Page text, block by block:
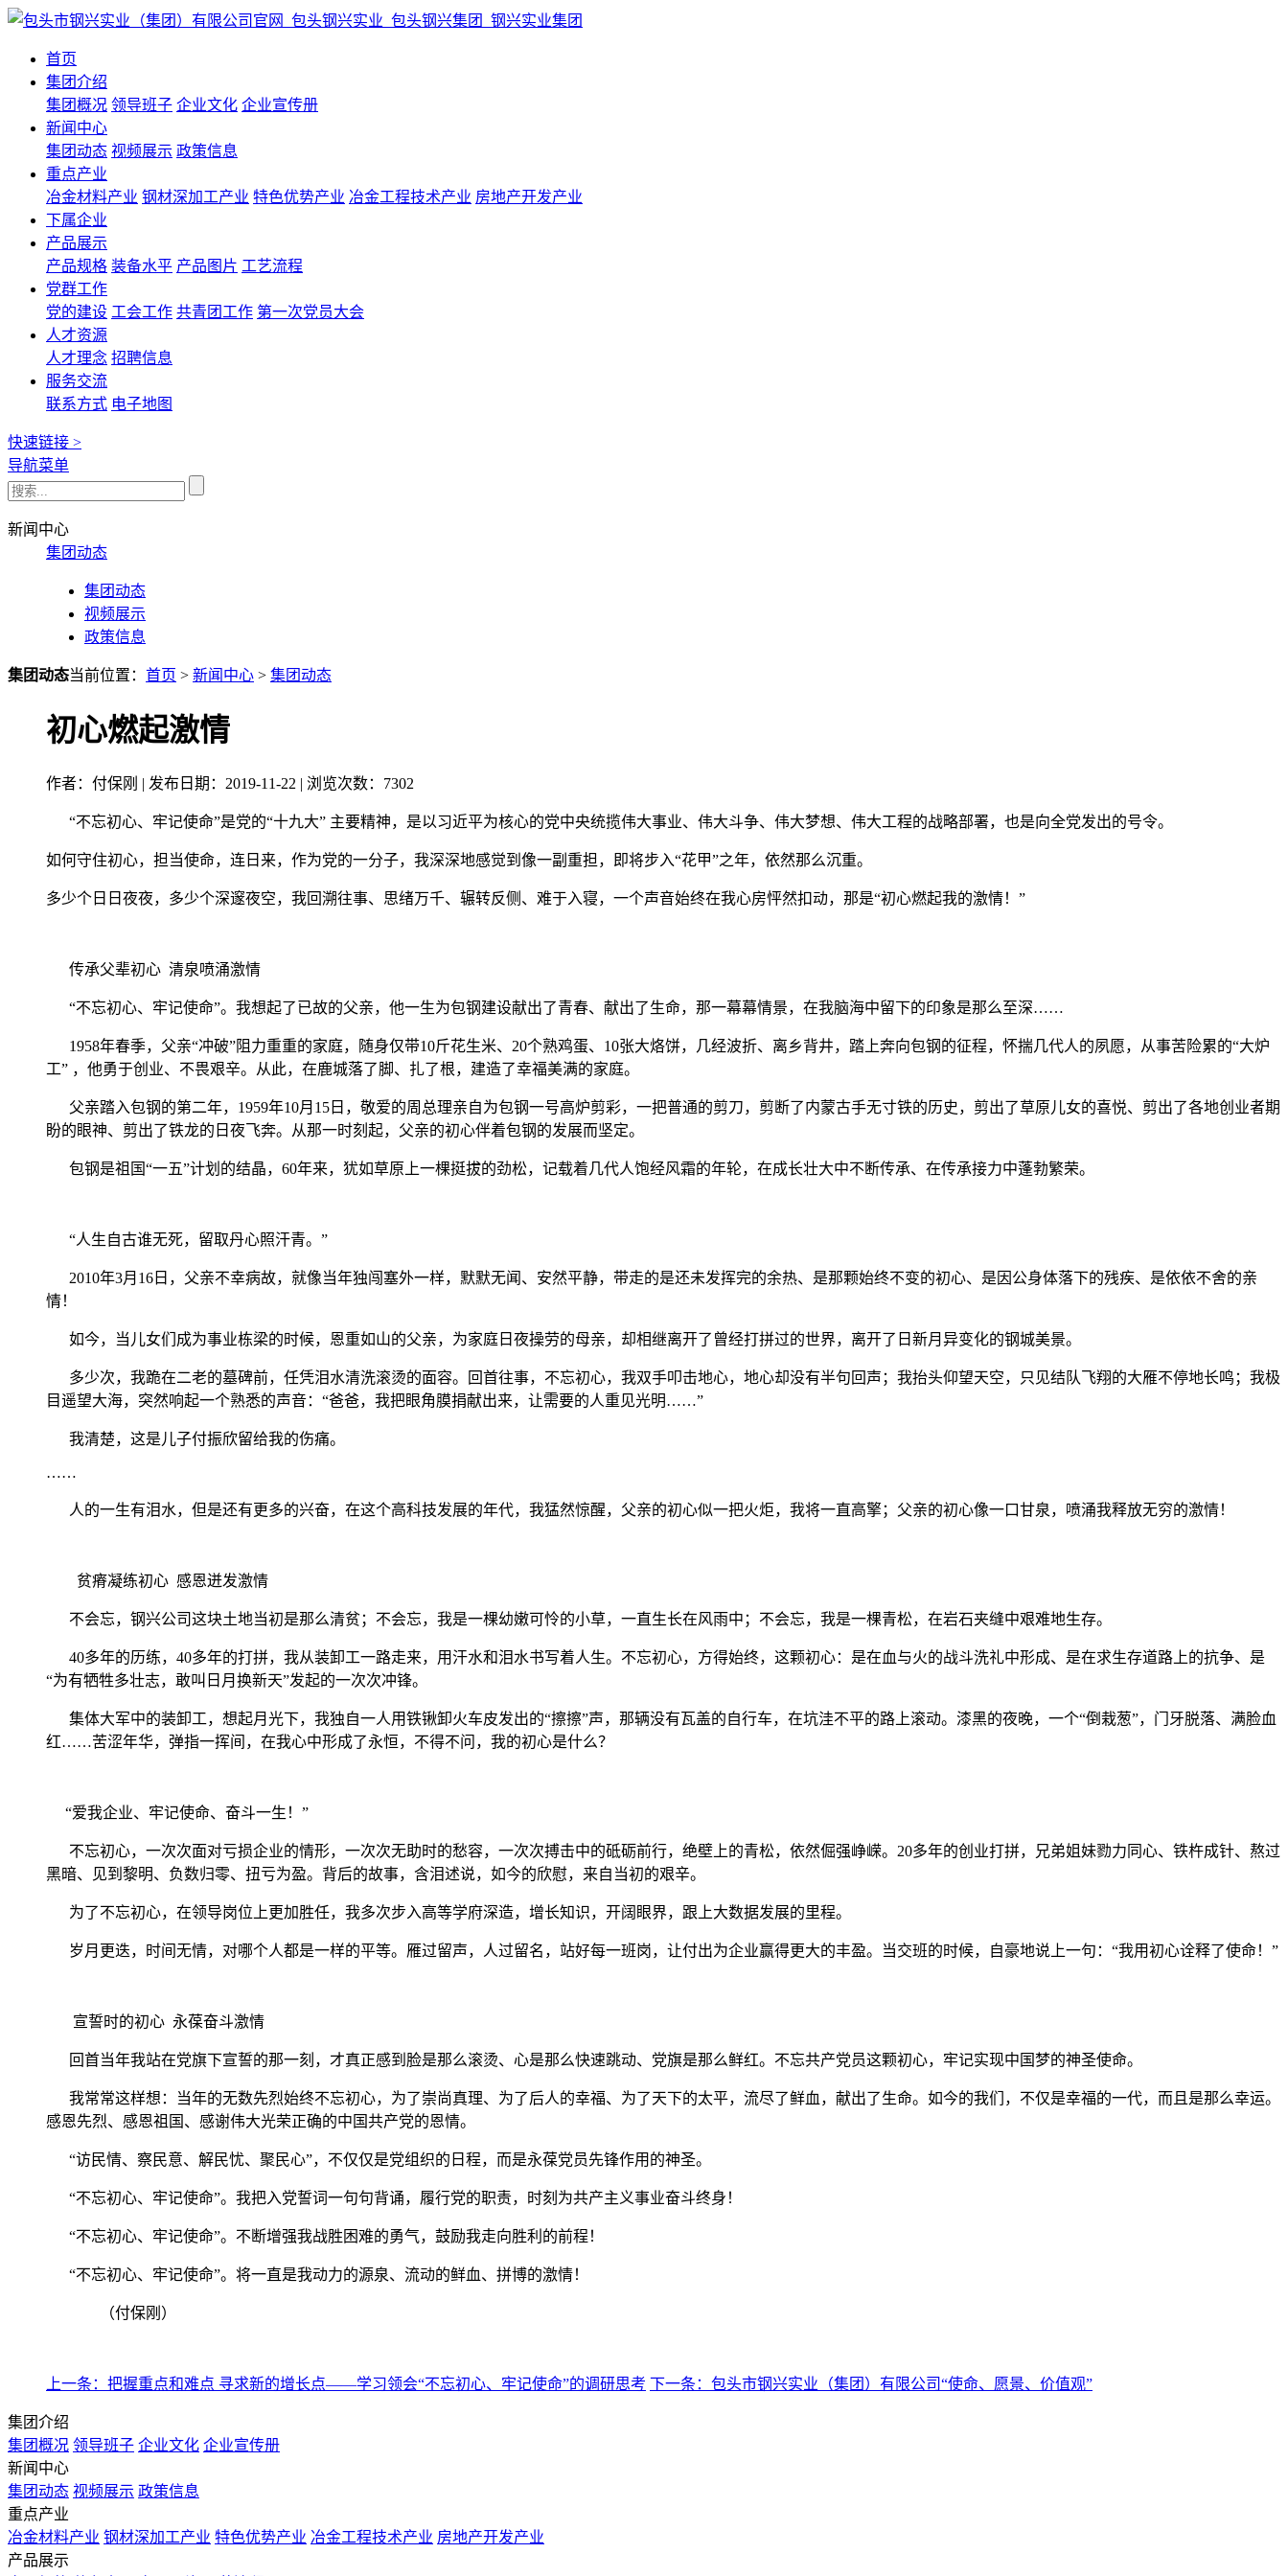
首页
集团介绍
集团概况 领导班子 企业文化 企业宣传册
新闻中心
集团动态 视频展示 政策信息
重点产业
冶金材料产业 钢材深加工产业 特色优势产业 冶金工程技术产业 房地产开发产业
下属企业
产品展示
产品规格 装备水平 产品图片 工艺流程
党群工作
党的建设 工会工作 共青团工作 第一次党员大会
人才资源
人才理念 招聘信息
服务交流
联系方式 电子地图
快速链接 >
导航菜单
新闻中心
集团动态
集团动态
视频展示
政策信息
集团动态当前位置： 首页 > 新闻中心 > 集团动态
初心燃起激情
作者：付保刚 | 发布日期：2019-11-22 | 浏览次数： 7302
“不忘初心、牢记使命”是党的“十九大” 主要精神，是以习近平为核心的党中央统揽伟大事业、伟大斗争、伟大梦想、伟大工程的战略部署，也是向全党发出的号令。
如何守住初心，担当使命，连日来，作为党的一分子，我深深地感觉到像一副重担，即将步入“花甲”之年，依然那么沉重。
多少个日日夜夜，多少个深邃夜空，我回溯往事、思绪万千、辗转反侧、难于入寝，一个声音始终在我心房怦然扣动，那是“初心燃起我的激情！”
传承父辈初心 清泉喷涌激情
“不忘初心、牢记使命”。我想起了已故的父亲，他一生为包钢建设献出了青春、献出了生命，那一幕幕情景，在我脑海中留下的印象是那么至深……
1958年春季，父亲“冲破”阻力重重的家庭，随身仅带10斤花生米、20个熟鸡蛋、10张大烙饼，几经波折、离乡背井，踏上奔向包钢的征程，怀揣几代人的夙愿，从事苦险累的“大炉
工” ，他勇于创业、不畏艰辛。从此，在鹿城落了脚、扎了根，建造了幸福美满的家庭。
父亲踏入包钢的第二年，1959年10月15日，敬爱的周总理亲自为包钢一号高炉剪彩，一把普通的剪刀，剪断了内蒙古手无寸铁的历史，剪出了草原儿女的喜悦、剪出了各地创业者期
盼的眼神、剪出了铁龙的日夜飞奔。从那一时刻起，父亲的初心伴着包钢的发展而坚定。
包钢是祖国“一五”计划的结晶，60年来，犹如草原上一棵挺拔的劲松，记载着几代人饱经风霜的年轮，在成长壮大中不断传承、在传承接力中蓬勃繁荣。
“人生自古谁无死，留取丹心照汗青。”
2010年3月16日，父亲不幸病故，就像当年独闯塞外一样，默默无闻、安然平静，带走的是还未发挥完的余热、是那颗始终不变的初心、是因公身体落下的残疾、是依依不舍的亲
情！
如今，当儿女们成为事业栋梁的时候，恩重如山的父亲，为家庭日夜操劳的母亲，却相继离开了曾经打拼过的世界，离开了日新月异变化的钢城美景。
多少次，我跪在二老的墓碑前，任凭泪水清洗滚烫的面容。回首往事，不忘初心，我双手叩击地心，地心却没有半句回声；我抬头仰望天空，只见结队飞翔的大雁不停地长鸣；我极
目遥望大海，突然响起一个熟悉的声音：“爸爸，我把眼角膜捐献出来，让需要的人重见光明……”
我清楚，这是儿子付振欣留给我的伤痛。
……
人的一生有泪水，但是还有更多的兴奋，在这个高科技发展的年代，我猛然惊醒，父亲的初心似一把火炬，我将一直高擎；父亲的初心像一口甘泉，喷涌我释放无穷的激情！
贫瘠凝练初心 感恩迸发激情
不会忘，钢兴公司这块土地当初是那么清贫；不会忘，我是一棵幼嫩可怜的小草，一直生长在风雨中；不会忘，我是一棵青松，在岩石夹缝中艰难地生存。
40多年的历练，40多年的打拼，我从装卸工一路走来，用汗水和泪水书写着人生。不忘初心，方得始终，这颗初心：是在血与火的战斗洗礼中形成、是在求生存道路上的抗争、是
“为有牺牲多壮志，敢叫日月换新天”发起的一次次冲锋。
集体大军中的装卸工，想起月光下，我独自一人用铁锹卸火车皮发出的“擦擦”声，那辆没有瓦盖的自行车，在坑洼不平的路上滚动。漆黑的夜晚，一个“倒栽葱”，门牙脱落、满脸血
红……苦涩年华，弹指一挥间，在我心中形成了永恒，不得不问，我的初心是什么？
“爱我企业、牢记使命、奋斗一生！”
不忘初心，一次次面对亏损企业的情形，一次次无助时的愁容，一次次搏击中的砥砺前行，绝壁上的青松，依然倔强峥嵘。20多年的创业打拼，兄弟姐妹勠力同心、铁杵成针、熬过
黑暗、见到黎明、负数归零、扭亏为盈。背后的故事，含泪述说，如今的欣慰，来自当初的艰辛。
为了不忘初心，在领导岗位上更加胜任，我多次步入高等学府深造，增长知识，开阔眼界，跟上大数据发展的里程。
岁月更迭，时间无情，对哪个人都是一样的平等。雁过留声，人过留名，站好每一班岗，让付出为企业赢得更大的丰盈。当交班的时候，自豪地说上一句：“我用初心诠释了使命！”
宣誓时的初心 永葆奋斗激情
回首当年我站在党旗下宣誓的那一刻，才真正感到脸是那么滚烫、心是那么快速跳动、党旗是那么鲜红。不忘共产党员这颗初心，牢记实现中国梦的神圣使命。
我常常这样想：当年的无数先烈始终不忘初心，为了崇尚真理、为了后人的幸福、为了天下的太平，流尽了鲜血，献出了生命。如今的我们，不仅是幸福的一代，而且是那么幸运。
感恩先烈、感恩祖国、感谢伟大光荣正确的中国共产党的恩情。
“访民情、察民意、解民忧、聚民心”，不仅仅是党组织的日程，而是永葆党员先锋作用的神圣。
“不忘初心、牢记使命”。我把入党誓词一句句背诵，履行党的职责，时刻为共产主义事业奋斗终身！
“不忘初心、牢记使命”。不断增强我战胜困难的勇气，鼓励我走向胜利的前程！
“不忘初心、牢记使命”。将一直是我动力的源泉、流动的鲜血、拼博的激情！
（付保刚）
上一条：把握重点和难点 寻求新的增长点——学习领会“不忘初心、牢记使命”的调研思考 下一条：包头市钢兴实业（集团）有限公司“使命、愿景、价值观”
集团介绍
集团概况 领导班子 企业文化 企业宣传册
新闻中心
集团动态 视频展示 政策信息
重点产业
冶金材料产业 钢材深加工产业 特色优势产业 冶金工程技术产业 房地产开发产业
产品展示